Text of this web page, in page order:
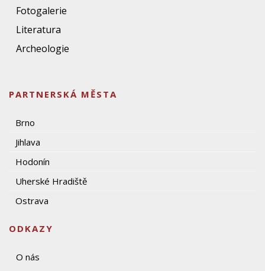
Fotogalerie
Literatura
Archeologie
PARTNERSKÁ MĚSTA
Brno
Jihlava
Hodonín
Uherské Hradiště
Ostrava
ODKAZY
O nás